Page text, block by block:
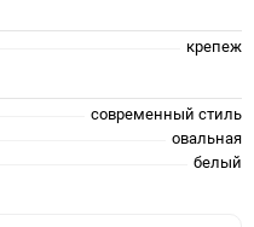
крепеж
современный стиль
овальная
белый